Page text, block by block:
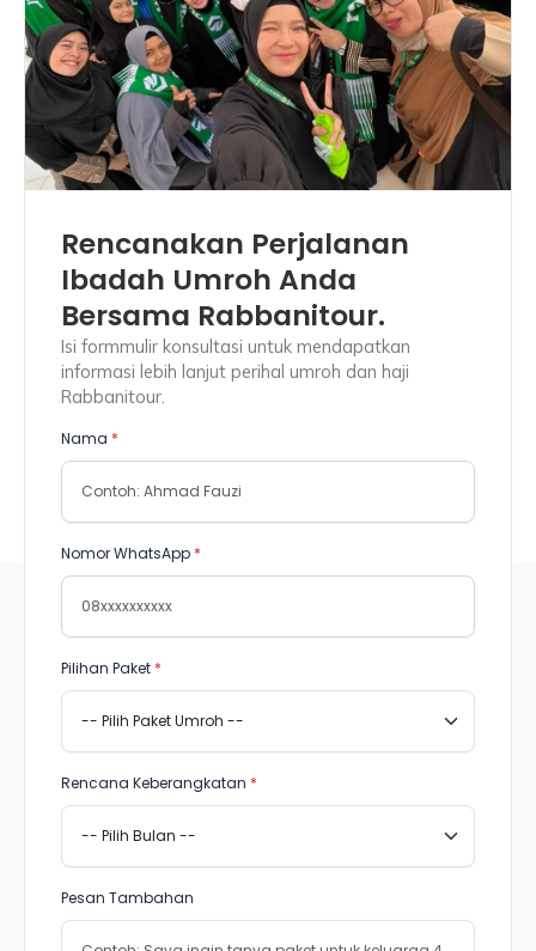
Rencanakan Perjalanan
Ibadah Umroh Anda
Bersama Rabbanitour.
Isi formmulir konsultasi untuk mendapatkan
informasi lebih lanjut perihal umroh dan haji
Rabbanitour.
Nama *
Nomor WhatsApp *
Pilihan Paket *
Rencana Keberangkatan *
Pesan Tambahan